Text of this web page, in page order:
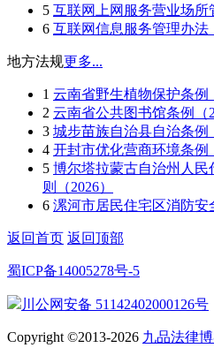
5 互联网上网服务营业场所
6 互联网信息服务管理办法
地方法规更多...
1 云南省野生植物保护条例
2 云南省公共图书馆条例（
3 城步苗族自治县自治条例
4 开封市优化营商环境条例
5 博尔塔拉蒙古自治州人
则（2026）
6 漯河市居民住宅区消防安
返回首页 返回顶部
蜀ICP备14005278号-5
川公网安备 51142402000126号
Copyright ©2013-2026 九品法律